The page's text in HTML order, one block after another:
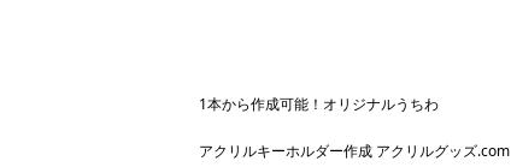
1本から作成可能！オリジナルうちわ
アクリルキーホルダー作成 アクリルグッズ.com